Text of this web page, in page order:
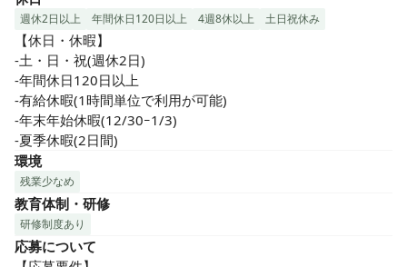
週休2日以上 年間休日120日以上 4週8休以上 土日祝休み
【休日・休暇】
-土・日・祝(週休2日)
-年間休日120日以上
-有給休暇(1時間単位で利用が可能)
-年末年始休暇(12/30ｰ1/3)
-夏季休暇(2日間)
環境
残業少なめ
教育体制・研修
研修制度あり
応募について